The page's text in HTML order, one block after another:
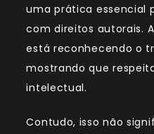
uma prática essencial
com direitos autorais.
está reconhecendo o
mostrando que
intelectual.
Contudo, isso não